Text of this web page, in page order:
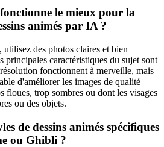
le mieux pour la
animés par IA ?
utilisez des photos claires et bien
principales caractéristiques du sujet sont
fonctionnent à merveille, mais
d'améliorer les images de qualité
floues, trop sombres ou dont les visages
ou des objets.
de dessins animés spécifiques
ou Ghibli ?